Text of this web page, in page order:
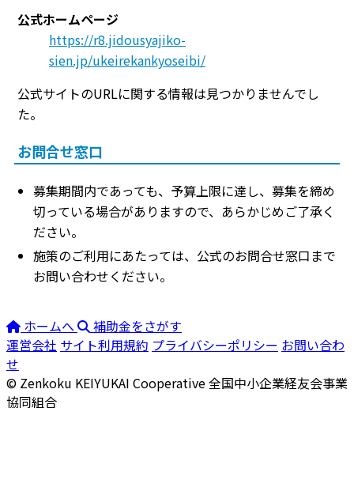
公式ホームページ
https://r8.jidousyajiko-
sien.jp/ukeirekankyoseibi/
公式サイトのURLに関する情報は見つかりませんでし
た。
お問合せ窓口
募集期間内であっても、予算上限に達し、募集を締め
切っている場合がありますので、あらかじめご了承く
ださい。
施策のご利用にあたっては、公式のお問合せ窓口まで
お問い合わせください。
ホームへ
補助金をさがす
運営会社 サイト利用規約 プライバシーポリシー お問い合わ
せ
© Zenkoku KEIYUKAI Cooperative全国中小企業経友会事業
協同組合